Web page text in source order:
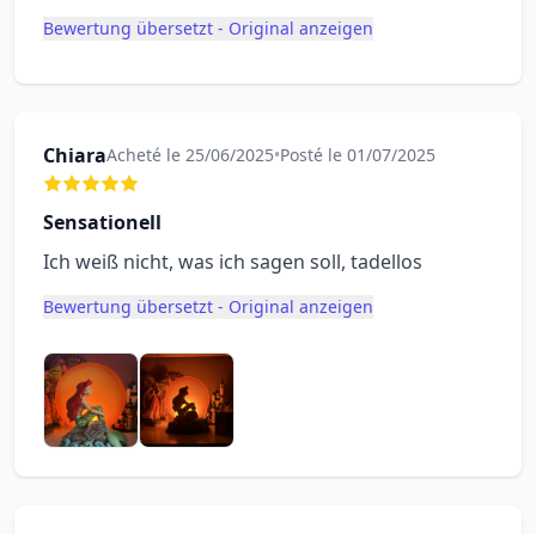
Bewertung übersetzt - Original anzeigen
ChiaraAcheté le 25/06/2025•Posté le 01/07/2025
Sensationell
Ich weiß nicht, was ich sagen soll, tadellos
Bewertung übersetzt - Original anzeigen